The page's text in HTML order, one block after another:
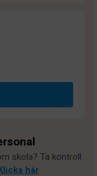
skola? Ta kontroll
här